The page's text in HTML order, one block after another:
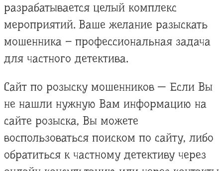
разрабатывается целый комплекс
мероприятий. Ваше желание разыскать
мошенника – профессиональная задача
для частного детектива.
Сайт по розыску мошенников — Если Вы
не нашли нужную Вам информацию на
сайте розыска, Вы можете
воспользоваться поиском по сайту, либо
обратиться к частному детективу через